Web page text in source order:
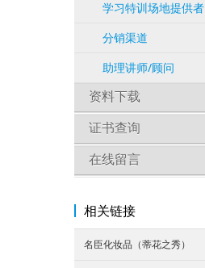
学习特训场地提供者
分销渠道
助理讲师/顾问
资料下载
证书查询
在线留言
相关链接
名臣化妆品（蒂花之秀）